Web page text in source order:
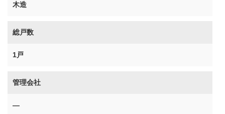
木造
総戸数
1戸
管理会社
―